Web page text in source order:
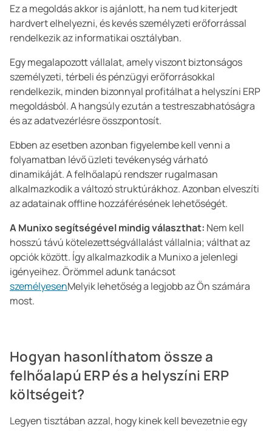
Ez a megoldás akkor is ajánlott, ha nem tud kiterjedt
hardvert elhelyezni, és kevés személyzeti erőforrással
rendelkezik az informatikai osztályban.
Egy megalapozott vállalat, amely viszont biztonságos
személyzeti, térbeli és pénzügyi erőforrásokkal
rendelkezik, minden bizonnyal profitálhat a helyszíni ERP
megoldásból. A hangsúly ezután a testreszabhatóságra
és az adatvezérlésre összpontosít.
Ebben az esetben azonban figyelembe kell venni a
folyamatban lévő üzleti tevékenység várható
dinamikáját. A felhőalapú rendszer rugalmasan
alkalmazkodik a változó struktúrákhoz. Azonban elveszíti
az adatainak offline hozzáférésének lehetőségét.
A Munixo segítségével mindig választhat: Nem kell
hosszú távú kötelezettségvállalást vállalnia; válthat az
opciók között. Így alkalmazkodik a Munixo a jelenlegi
igényeihez. Örömmel adunk tanácsot
személyesenMelyik lehetőség a legjobb az Ön számára
most.
Hogyan hasonlíthatom össze a
felhőalapú ERP és a helyszíni ERP
költségeit?
Legyen tisztában azzal, hogy kinek kell bevezetnie egy